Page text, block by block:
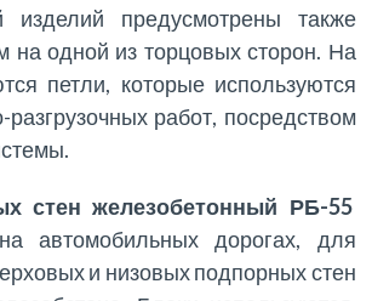
изделий предусмотрены также
на одной из торцовых сторон. На
петли, которые используются
разгрузочных работ, посредством
стен железобетонный РБ-55
автомобильных дорогах, для
и низовых подпорных стен